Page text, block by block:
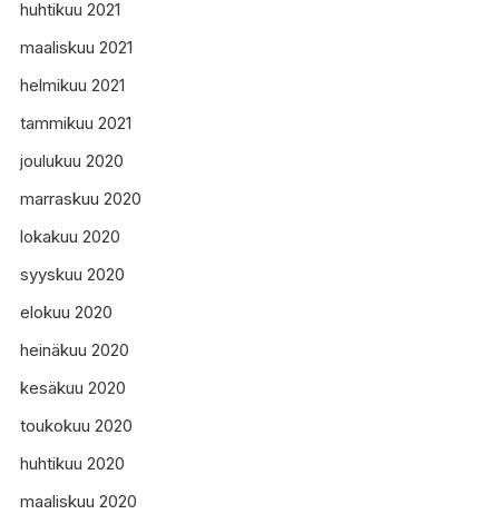
huhtikuu 2021
maaliskuu 2021
helmikuu 2021
tammikuu 2021
joulukuu 2020
marraskuu 2020
lokakuu 2020
syyskuu 2020
elokuu 2020
heinäkuu 2020
kesäkuu 2020
toukokuu 2020
huhtikuu 2020
maaliskuu 2020